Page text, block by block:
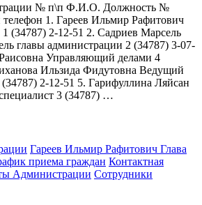
№ п\п Ф.И.О. Должность №
1. Гареев Ильмир Рафитович
(34787) 2-12-51 2. Садриев Марсель
главы администрации 2 (34787) 3-07-
Управляющий делами 4
Ильзида Фидутовна Ведущий
2-12-51 5. Гарифуллина Ляйсан
3 (34787) …
Гареев Ильмир Рафитович Глава
приема граждан Контактная
Администрации Сотрудники